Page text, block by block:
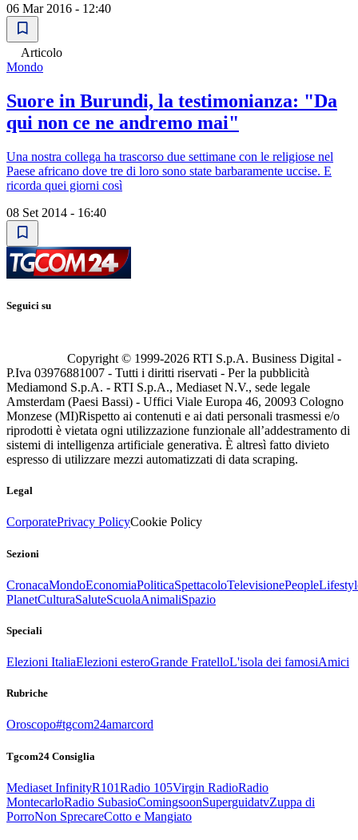
06 Mar 2016 - 12:40
Articolo
Mondo
Suore in Burundi, la testimonianza: "Da
qui non ce ne andremo mai"
Una nostra collega ha trascorso due settimane con le religiose nel
Paese africano dove tre di loro sono state barbaramente uccise. E
ricorda quei giorni così
08 Set 2014 - 16:40
Seguici su
Copyright © 1999-2026 RTI S.p.A. Business Digital -
P.Iva 03976881007 - Tutti i diritti riservati - Per la pubblicità
Mediamond S.p.A. - RTI S.p.A., Mediaset N.V., sede legale
Amsterdam (Paesi Bassi) - Uffici Viale Europa 46, 20093 Cologno
Monzese (MI)Rispetto ai contenuti e ai dati personali trasmessi e/o
riprodotti è vietata ogni utilizzazione funzionale all’addestramento di
sistemi di intelligenza artificiale generativa. È altresì fatto divieto
espresso di utilizzare mezzi automatizzati di data scraping.
Legal
CorporatePrivacy PolicyCookie Policy
Sezioni
CronacaMondoEconomiaPoliticaSpettacoloTelevisionePeople
PlanetCulturaSaluteScuolaAnimaliSpazio
Speciali
Elezioni ItaliaElezioni esteroGrande FratelloL'isola dei famosiAmici
Rubriche
Oroscopo#tgcom24amarcord
Tgcom24 Consiglia
Mediaset InfinityR101Radio 105Virgin RadioRadio
MontecarloRadio SubasioComingsoonSuperguidatvZuppa di
PorroNon SprecareCotto e Mangiato